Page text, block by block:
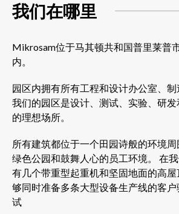
我们在哪里
Mikrosam位于马其顿共和国普里莱普
内。
园区内拥有所有工程和设计办公室、制
我们的园区是设计、测试、实验、研
的理想场所。
所有建筑都位于一个田园诗般的环境
绿色公园和鼓舞人心的员工环境。 在
有几个带重型起重机和坚固地面的高
够同时准备多条大型设备生产线的客户
试